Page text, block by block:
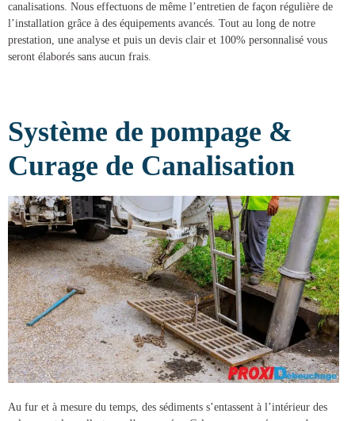
canalisations. Nous effectuons de même l’entretien de façon régulière de
l’installation grâce à des équipements avancés. Tout au long de notre
prestation, une analyse et puis un devis clair et 100% personnalisé vous
seront élaborés sans aucun frais.
Système de pompage &
Curage de Canalisation
Au fur et à mesure du temps, des sédiments s’entassent à l’intérieur des